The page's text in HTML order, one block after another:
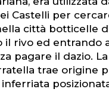
Castelli per
città botticelle
il rivo ed entrando
pagare il dazio. La
trae origine